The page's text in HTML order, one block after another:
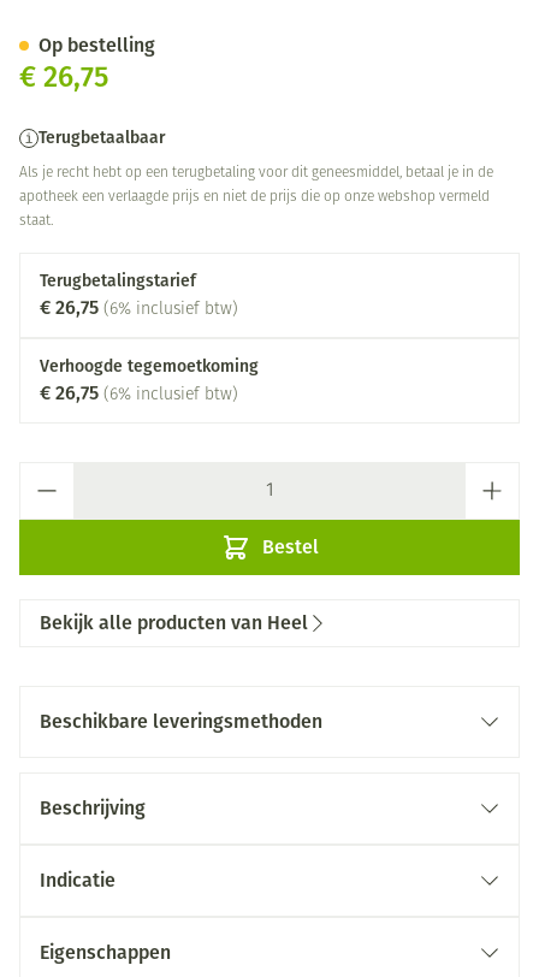
€ 26,75
Terugbetaalbaar
Als je recht hebt op een terugbetaling voor dit geneesmiddel, betaal je in de
apotheek een verlaagde prijs en niet de prijs die op onze webshop vermeld
staat.
Terugbetalingstarief
€ 26,75 (6% inclusief btw)
Verhoogde tegemoetkoming
€ 26,75 (6% inclusief btw)
Bestel
Op bestelling
Bekijk alle producten van Heel
Beschikbare leveringsmethoden
Beschrijving
Indicatie
Eigenschappen